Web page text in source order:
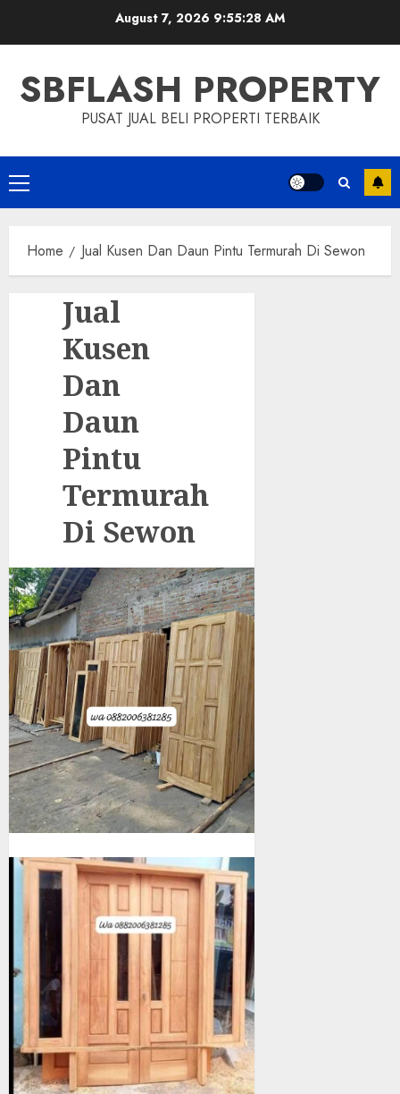
August 7, 2026 9:55:28 AM
SBFLASH PROPERTY
PUSAT JUAL BELI PROPERTI TERBAIK
Primary
Menu
Home Jual Kusen Dan Daun Pintu Termurah Di Sewon
Jual
Kusen
Dan
Daun
Pintu
Termurah
Di Sewon